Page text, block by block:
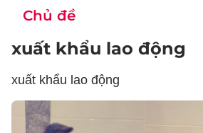
Chủ đề
xuất khẩu lao động
xuất khẩu lao động